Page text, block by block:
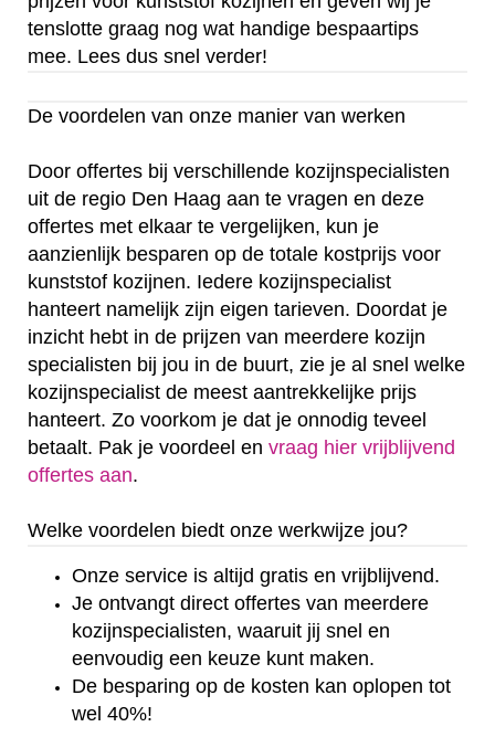
tenslotte graag nog wat handige bespaartips
mee. Lees dus snel verder!
De voordelen van onze manier van werken
Door offertes bij verschillende kozijnspecialisten
uit de regio Den Haag aan te vragen en deze
offertes met elkaar te vergelijken, kun je
aanzienlijk besparen op de totale kostprijs voor
kunststof kozijnen. Iedere kozijnspecialist
hanteert namelijk zijn eigen tarieven. Doordat je
inzicht hebt in de prijzen van meerdere kozijn
specialisten bij jou in de buurt, zie je al snel welke
kozijnspecialist de meest aantrekkelijke prijs
hanteert. Zo voorkom je dat je onnodig teveel
betaalt. Pak je voordeel en vraag hier vrijblijvend
offertes aan.
Welke voordelen biedt onze werkwijze jou?
Onze service is altijd gratis en vrijblijvend.
Je ontvangt direct offertes van meerdere
kozijnspecialisten, waaruit jij snel en
eenvoudig een keuze kunt maken.
De besparing op de kosten kan oplopen tot
wel 40%!